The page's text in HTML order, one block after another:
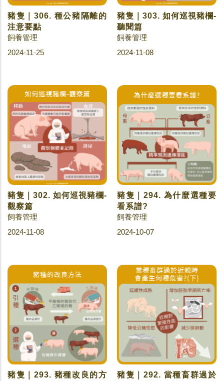
豬隻｜306. 種公豬隔離的
注意要點
飼養管理
2024-11-25
豬隻｜303. 如何巡視豬欄-
聽聞篇
飼養管理
2024-11-08
豬隻｜302. 如何巡視豬欄-
觀察篇
飼養管理
2024-11-08
豬隻｜294. 為什麼選種要
看系譜?
飼養管理
2024-10-07
豬隻｜293. 豬種改良的方
豬隻｜292. 當種畜群過於